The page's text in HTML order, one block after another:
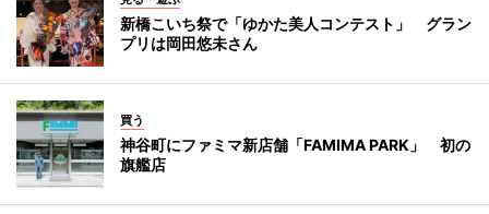
新橋こいち祭で「ゆかた美人コンテスト」 グラン
プリは岡田悠未さん
買う
神谷町にファミマ新店舗「FAMIMA PARK」 初の
旗艦店